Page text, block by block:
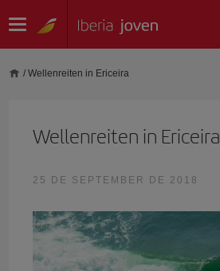
/ Wellenreiten in Ericeira
Wellenreiten in Ericeira
25 DE SEPTEMBER DE 2018